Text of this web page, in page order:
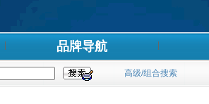
品牌导航
高级/组合搜索